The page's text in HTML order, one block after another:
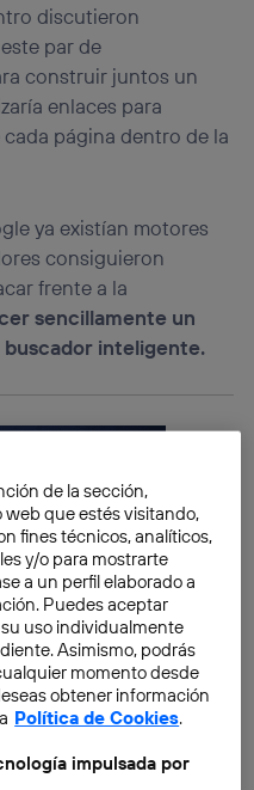
discutieron
par de
construir juntos un
enlaces para
página dentro de la
ya existían motores
consiguieron
frente a la
sencillamente un
inteligente.
de la sección,
que estés visitando,
fines técnicos, analíticos,
y/o para mostrarte
a un perfil elaborado a
Puedes aceptar
uso individualmente
Asimismo, podrás
momento desde
obtener información
Política de Cookies.
impulsada por